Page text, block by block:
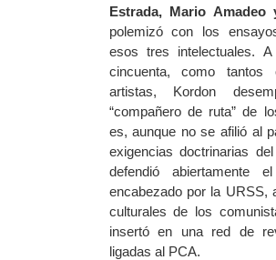
Estrada, Mario Amadeo
polemizó con los
esos tres intelectuales.
cincuenta, como tantos
artistas, Kordon
“compañero de ruta” de
es, aunque no se afilió al
exigencias doctrinarias
defendió abiertamente
encabezado por la URSS,
culturales de los
insertó en una red de
ligadas al PCA.